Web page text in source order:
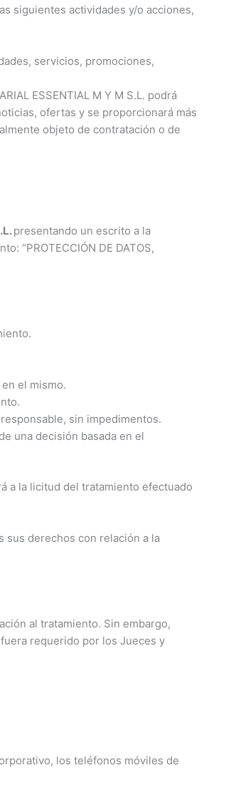
siguientes actividades y/o acciones,
servicios, promociones,
ESSENTIAL M Y M S.L. podrá
ofertas y se proporcionará más
objeto de contratación o de
presentando un escrito a la
“PROTECCIÓN DE DATOS,
el mismo.
sin impedimentos.
una decisión basada en el
a la licitud del tratamiento efectuado
sus derechos con relación a la
al tratamiento. Sin embargo,
requerido por los Jueces y
los teléfonos móviles de